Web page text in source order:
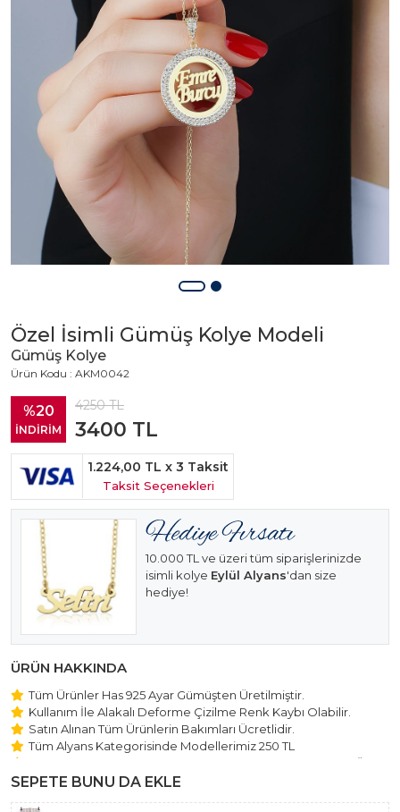
Özel İsimli Gümüş Kolye Modeli
Gümüş Kolye
Ürün Kodu : AKM0042
%20
İNDİRİM
4250TL
3400 TL
1.224,00 TL x 3 Taksit
Taksit Seçenekleri
10.000 TL ve üzeri tüm siparişlerinizde
isimli kolye Eylül Alyans'dan size
hediye!
ÜRÜN HAKKINDA
Tüm Ürünler Has 925 Ayar Gümüşten Üretilmiştir.
Kullanım İle Alakalı Deforme Çizilme Renk Kaybı Olabilir.
Satın Alınan Tüm Ürünlerin Bakımları Ücretlidir.
Tüm Alyans Kategorisinde Modellerimiz 250 TL
Beştaş Tektaş Kolye ve Bileklik Modellerimiz 150 TL Sabit Ücret
ile Hareket Edilmektedir.
SEPETE BUNU DA EKLE